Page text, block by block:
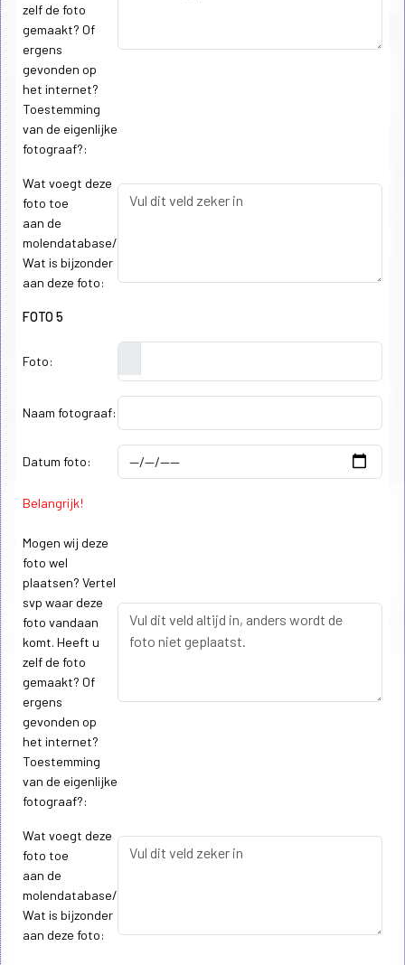
zelf de foto
gemaakt? Of
ergens
gevonden op
het internet?
Toestemming
van de eigenlijke
fotograaf?:
Wat voegt deze
foto toe
aan de
molendatabase/
Wat is bijzonder
aan deze foto:
FOTO 5
Foto:
Naam fotograaf:
Datum foto:
Belangrijk!
Mogen wij deze
foto wel
plaatsen? Vertel
svp waar deze
foto vandaan
komt. Heeft u
zelf de foto
gemaakt? Of
ergens
gevonden op
het internet?
Toestemming
van de eigenlijke
fotograaf?:
Wat voegt deze
foto toe
aan de
molendatabase/
Wat is bijzonder
aan deze foto: